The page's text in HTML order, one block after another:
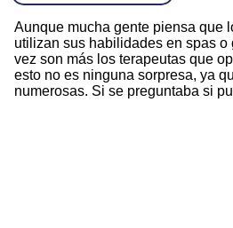
Aunque mucha gente piensa que
utilizan sus habilidades en spas
vez son más los terapeutas que
esto no es ninguna sorpresa, ya
numerosas. Si se preguntaba si